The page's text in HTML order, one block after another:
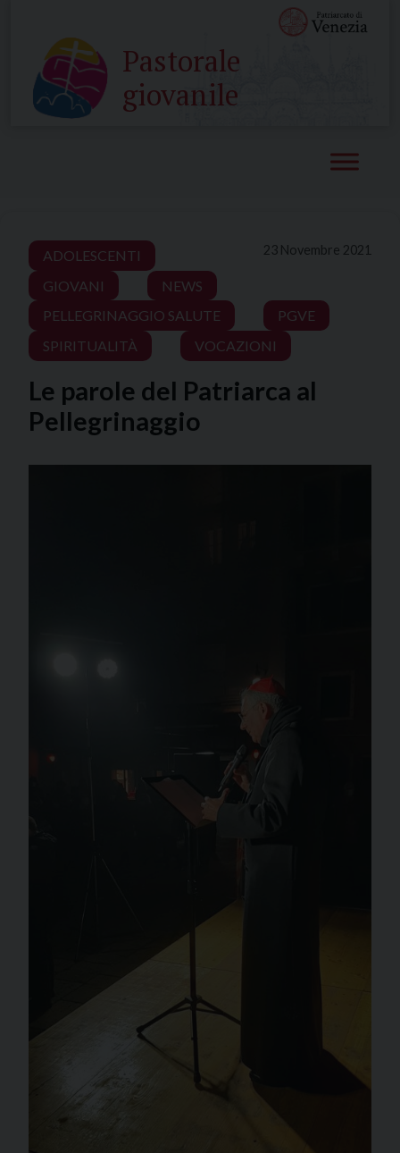
content
Pastorale
giovanile
23 Novembre 2021
ADOLESCENTI
GIOVANI
NEWS
PELLEGRINAGGIO SALUTE
PGVE
SPIRITUALITÀ
VOCAZIONI
Le parole del Patriarca al
Pellegrinaggio